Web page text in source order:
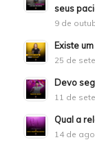
seus
9 de
Existe
25 de
Devo
11 de
Qual a
14 de